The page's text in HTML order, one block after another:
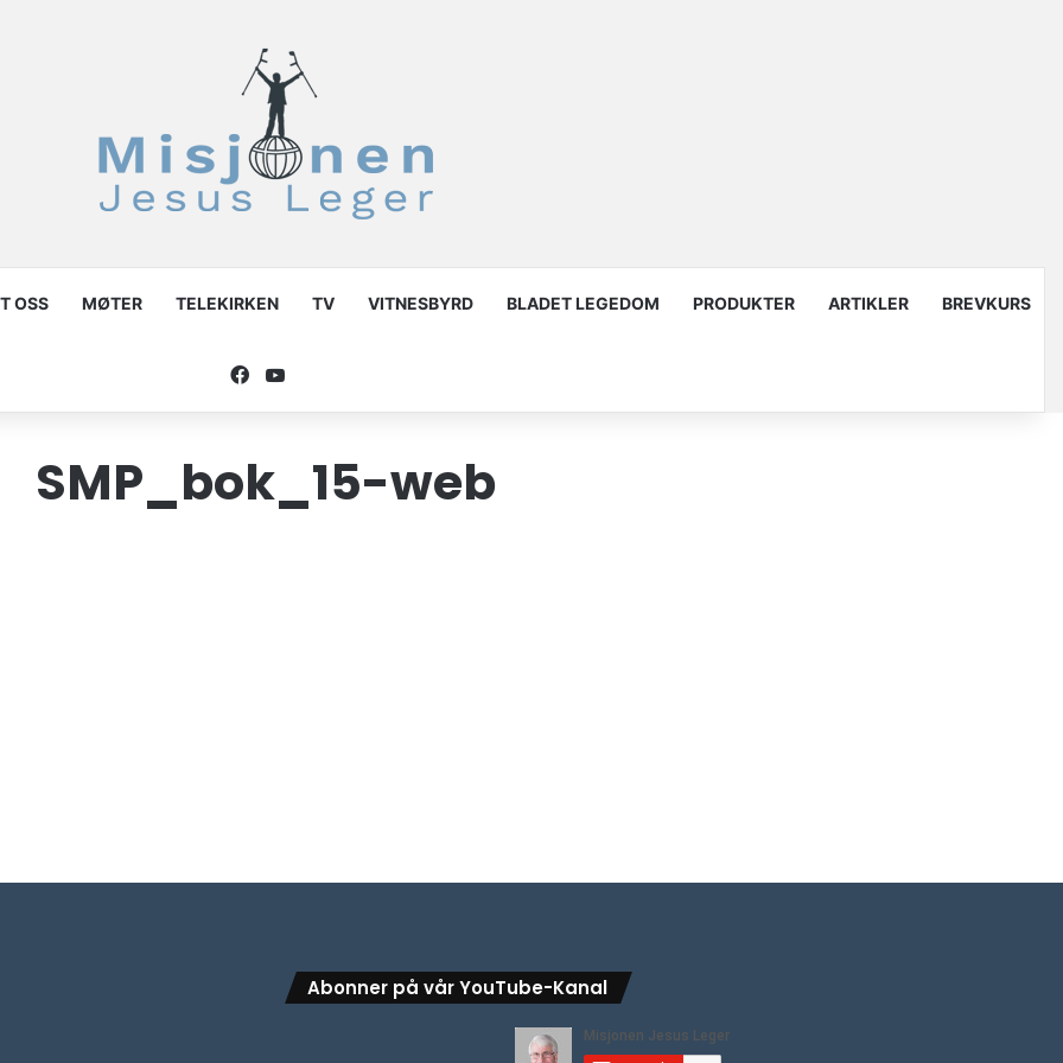
OSS MØTER TELEKIRKEN TV VITNESBYRD BLADET LEGEDOM PRODUKTER ARTIKLER BREVKURS
Facebook
YouTube
SMP_bok_15-web
Abonner på vår YouTube-Kanal